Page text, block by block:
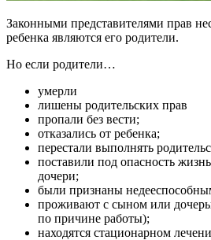
Законными представителями прав
ребенка являются его родители.
Но если родители…
умерли
лишены родительских прав
пропали без вести;
отказались от ребенка;
перестали выполнять
поставили под опасность
дочери;
были признаны
проживают с сыном или
по причине работы);
находятся стационарном